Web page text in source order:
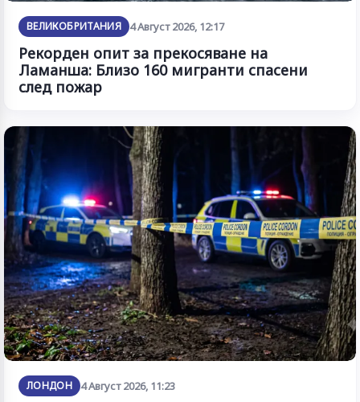
ВЕЛИКОБРИТАНИЯ 4 Август 2026, 12:17
Рекорден опит за прекосяване на
Ламанша: Близо 160 мигранти спасени
след пожар
ЛОНДОН 4 Август 2026, 11:23